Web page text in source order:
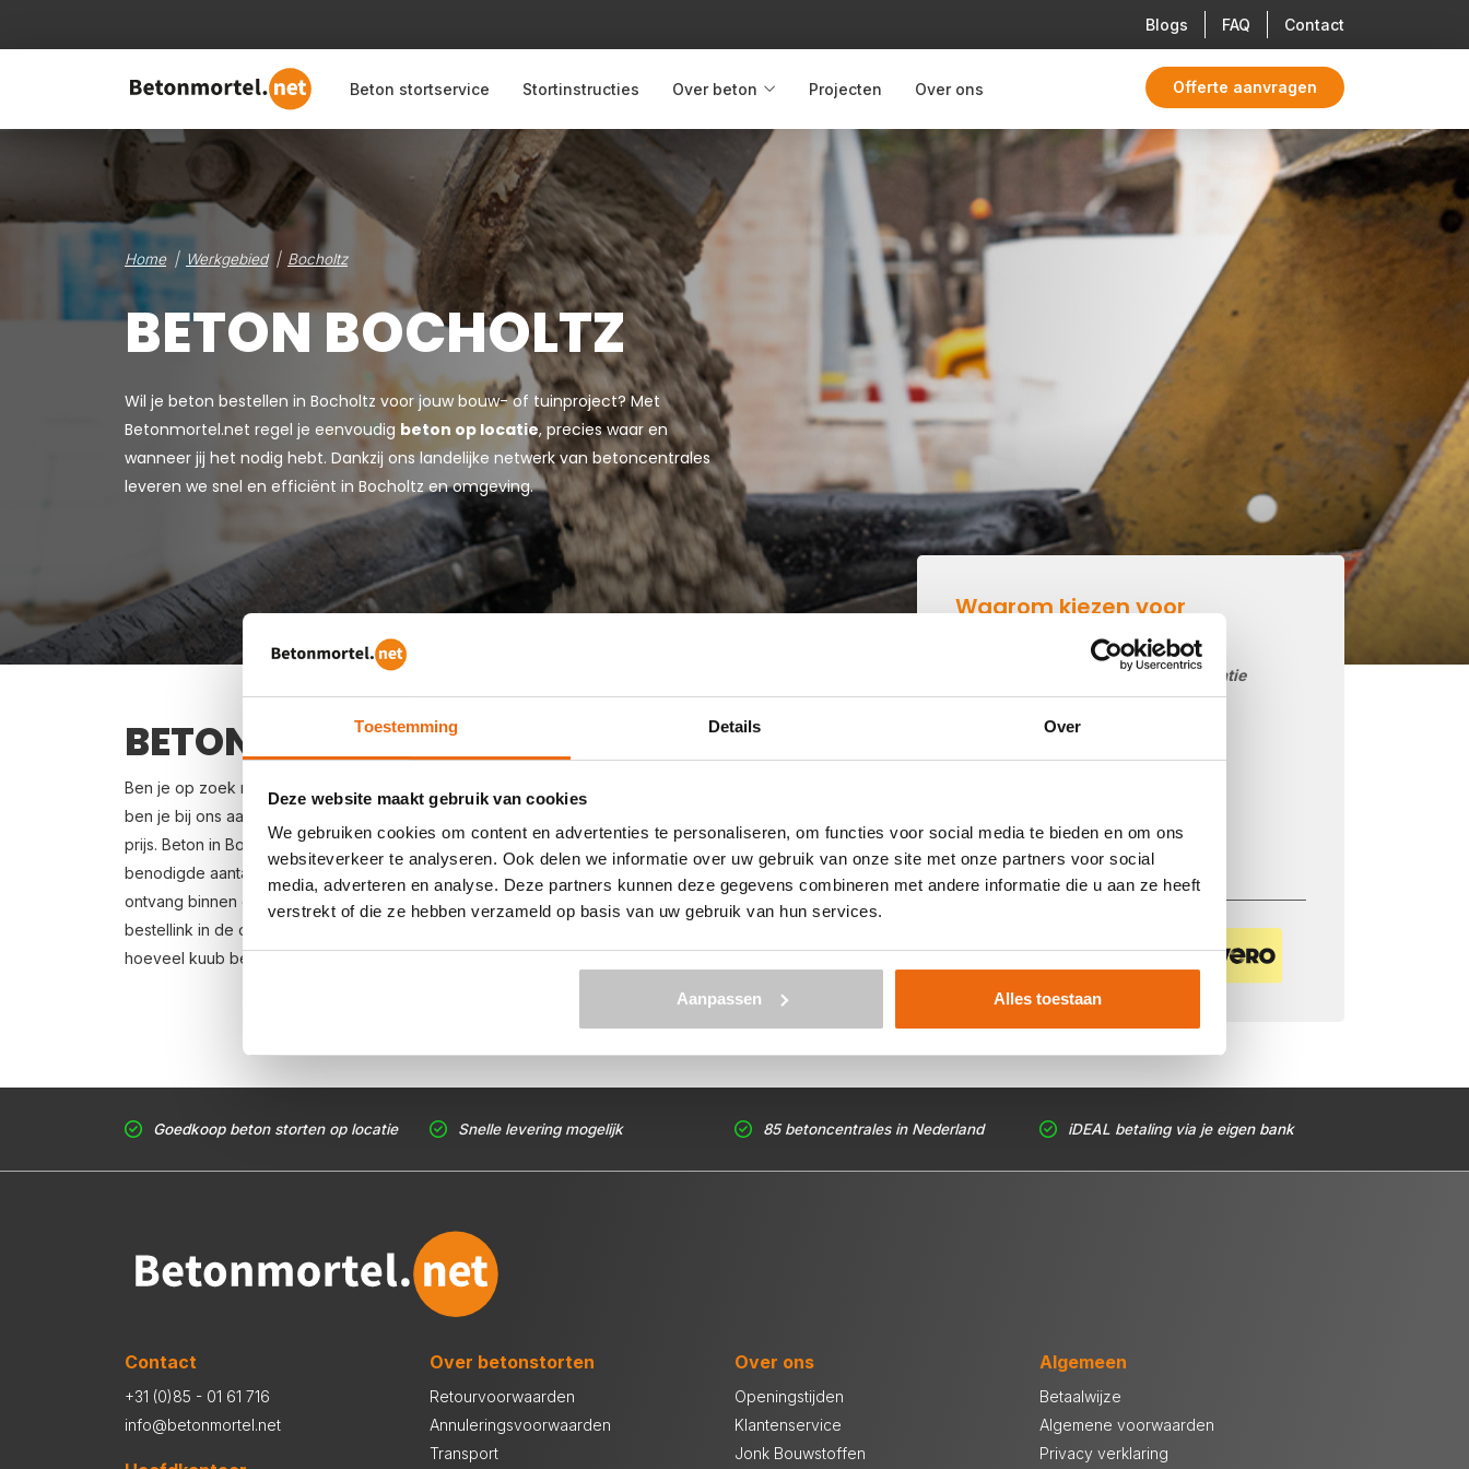
Toestemming Details Over
Deze website maakt gebruik van cookies
We gebruiken cookies om content en advertenties te personaliseren, om functies voor social media te bieden en om ons
websiteverkeer te analyseren. Ook delen we informatie over uw gebruik van onze site met onze partners voor social
media, adverteren en analyse. Deze partners kunnen deze gegevens combineren met andere informatie die u aan ze heeft
verstrekt of die ze hebben verzameld op basis van uw gebruik van hun services.
Aanpassen Alles toestaan
Blogs FAQ Contact
Beton stortservice Stortinstructies Over beton Projecten Over ons Offerte aanvragen
Home Werkgebied Bocholtz
BETON BOCHOLTZ
Wil je beton bestellen in Bocholtz voor jouw bouw- of tuinproject? Met
Betonmortel.net regel je eenvoudig beton op locatie, precies waar en
wanneer jij het nodig hebt. Dankzij ons landelijke netwerk van betoncentrales
leveren we snel en efficiënt in Bocholtz en omgeving.
BETON BESTELLEN IN BOCHOLTZ
Ben je op zoek naar een leverancier bij jou in de buurt die goedkoop beton kan storten in Bocholtz? Dan
ben je bij ons aan het juiste adres. Wij bezorgen kant-en-klaar beton in heel Nederland voor een voordelige
prijs. Beton in Bocholtz bestellen is eenvoudig: vraag vrijblijvend eenofferteaan. Vul je postcode, het
benodigde aantal m3, het type beton, de optionele keuze voor een betonpomp en je e-mailadres in en
ontvang binnen enkele seconden een gerichte prijs per e-mail voor Bocholtz. Aansluitend kun je middels de
bestellink in de offertemail je beton bestellen. Levering in Bocholtz is al mogelijk in 3 werkdagen. Weet je niet
hoeveel kuub betonspecie je nodig hebt? Zie voor de berekening:
Waarom kiezen voor
Betonmortel.net
Goedkoop beton storten op locatie
Regelmatig nieuwe prijzen
Veilig betalen met:
Goedkoop beton storten op locatie Snelle levering mogelijk 85 betoncentrales in Nederland iDEAL betaling via je eigen bank
Contact
+31 (0)85 - 01 61 716
info@betonmortel.net
Over betonstorten
Retourvoorwaarden
Annuleringsvoorwaarden
Transport
Over ons
Openingstijden
Klantenservice
Jonk Bouwstoffen
Algemeen
Betaalwijze
Algemene voorwaarden
Privacy verklaring